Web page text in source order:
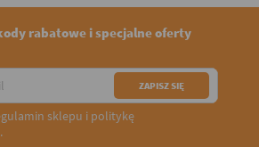
rabatowe i specjalne oferty
sklepu i politykę
.